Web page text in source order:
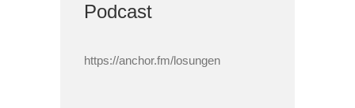
Podcast
https://anchor.fm/losungen